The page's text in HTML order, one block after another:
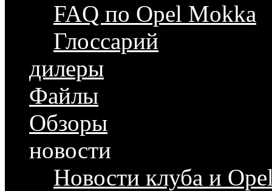
FAQ по Opel Mokka
Глоссарий
дилеры
Файлы
Обзоры
новости
Новости клуба и